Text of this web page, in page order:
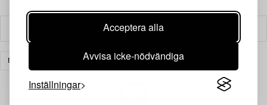
Acceptera alla
Avvisa icke-nödvändiga
Inställningar
Filter
BELYSNING BORDSLAMPOR RENSA ALLA